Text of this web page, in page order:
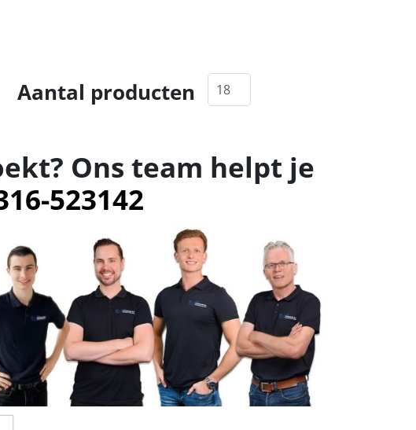
Aantal producten
Ons team helpt je
523142